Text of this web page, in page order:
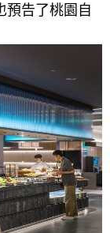
預告了桃園自